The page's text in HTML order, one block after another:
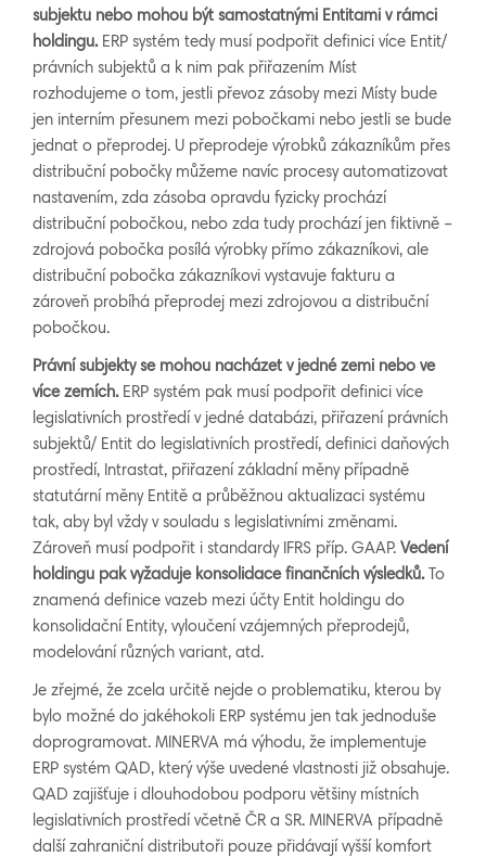
subjektu nebo mohou být samostatnými Entitami v rámci
holdingu.ERP systém tedy musí podpořit definici více Entit/
právních subjektů a k nim pak přiřazením Míst
rozhodujeme o tom, jestli převoz zásoby mezi Místy bude
jen interním přesunem mezi pobočkami nebo jestli se bude
jednat o přeprodej. U přeprodeje výrobků zákazníkům přes
distribuční pobočky můžeme navíc procesy automatizovat
nastavením, zda zásoba opravdu fyzicky prochází
distribuční pobočkou, nebo zda tudy prochází jen fiktivně –
zdrojová pobočka posílá výrobky přímo zákazníkovi, ale
distribuční pobočka zákazníkovi vystavuje fakturu a
zároveň probíhá přeprodej mezi zdrojovou a distribuční
pobočkou.
Právní subjekty se mohou nacházet v jedné zemi nebo ve
více zemích.ERP systém pak musí podpořit definici více
legislativních prostředí v jedné databázi, přiřazení právních
subjektů/ Entit do legislativních prostředí, definici daňových
prostředí, Intrastat, přiřazení základní měny případně
statutární měny Entitě a průběžnou aktualizaci systému
tak, aby byl vždy v souladu s legislativními změnami.
Zároveň musí podpořit i standardy IFRS příp. GAAP. Vedení
holdingu pak vyžaduje konsolidace finančních výsledků.To
znamená definice vazeb mezi účty Entit holdingu do
konsolidační Entity, vyloučení vzájemných přeprodejů,
modelování různých variant, atd.
Je zřejmé, že zcela určitě nejde o problematiku, kterou by
bylo možné do jakéhokoli ERP systému jen tak jednoduše
doprogramovat. MINERVA má výhodu, že implementuje
ERP systém QAD, který výše uvedené vlastnosti již obsahuje.
QAD zajišťuje i dlouhodobou podporu většiny místních
legislativních prostředí včetně ČR a SR. MINERVA případně
další zahraniční distributoři pouze přidávají vyšší komfort